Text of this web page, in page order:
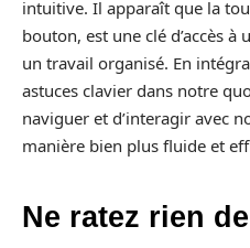
intuitive. Il apparaît que la
bouton, est une clé d’accès
un travail organisé. En
astuces clavier dans notre
naviguer et d’interagir avec
manière bien plus fluide et
Ne ratez rien